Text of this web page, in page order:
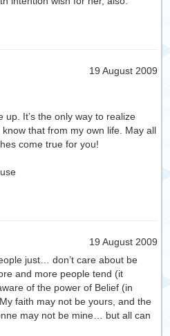
19 August 2009
up. It’s the only way to realize
that from my own life. May all
come true for you!
19 August 2009
just… don’t care about be
and more people tend (it
of the power of Belief (in
faith may not be yours, and the
may not be mine… but all can